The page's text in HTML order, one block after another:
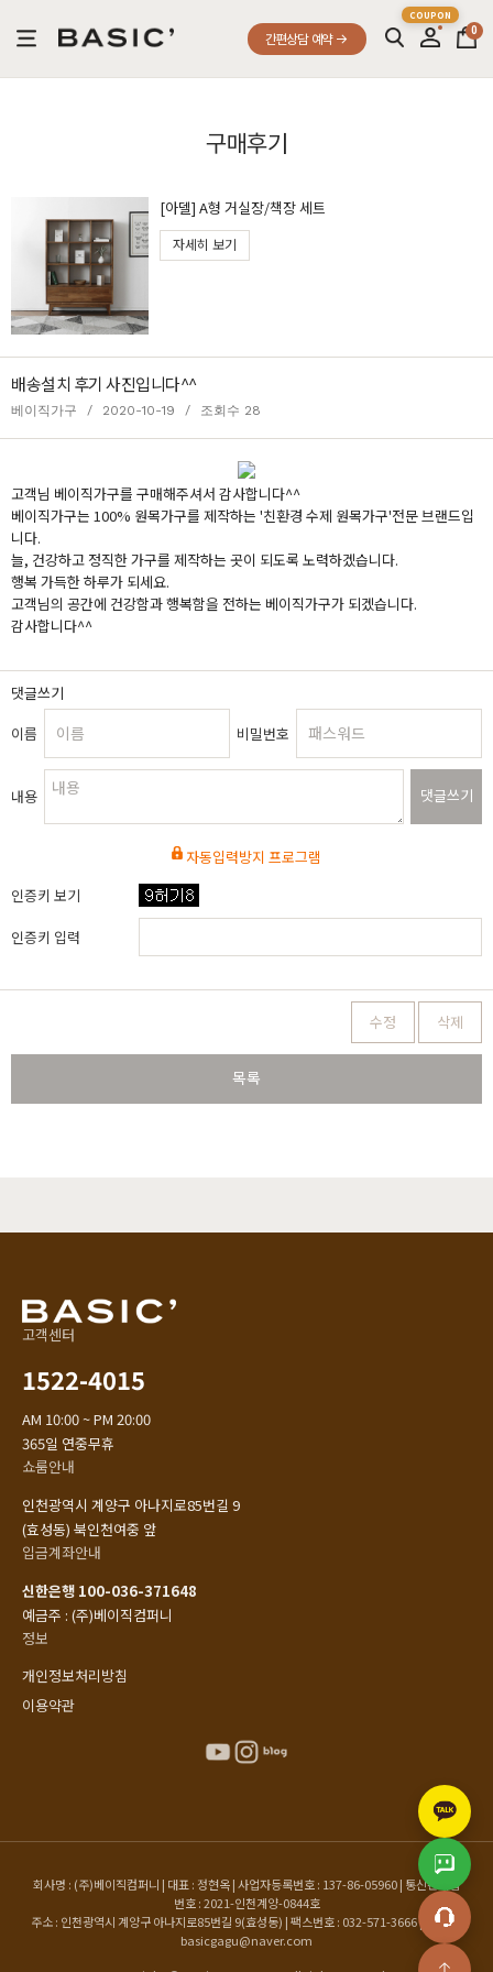
간편상담 예약
0
구매후기
[아델] A형 거실장/책장 세트
자세히 보기
배송설치 후기 사진입니다^^
베이직가구 / 2020-10-19 / 조회수 28
고객님 베이직가구를 구매해주셔서 감사합니다^^
베이직가구는 100% 원목가구를 제작하는 '친환경 수제 원목가구'전문 브랜드입
니다.
늘, 건강하고 정직한 가구를 제작하는 곳이 되도록 노력하겠습니다.
행복 가득한 하루가 되세요.
고객님의 공간에 건강함과 행복함을 전하는 베이직가구가 되겠습니다.
감사합니다^^
댓글쓰기
이름
비밀번호
내용 댓글쓰기
자동입력방지 프로그램
인증키 보기
인증키 입력
수정 삭제
목록
고객센터
1522-4015
AM 10:00 ~ PM 20:00
365일 연중무휴
쇼룸안내
인천광역시 계양구 아나지로85번길 9
(효성동) 북인천여중 앞
입금계좌안내
신한은행 100-036-371648
예금주 : (주)베이직컴퍼니
정보
개인정보처리방침
이용약관
회사명 : (주)베이직컴퍼니 | 대표 : 정현옥 | 사업자등록번호 : 137-86-05960 | 통신판매업
번호 : 2021-인천계양-0844호
주소 : 인천광역시 계양구 아나지로85번길 9(효성동) | 팩스번호 : 032-571-3666 | 이메일 :
basicgagu@naver.com